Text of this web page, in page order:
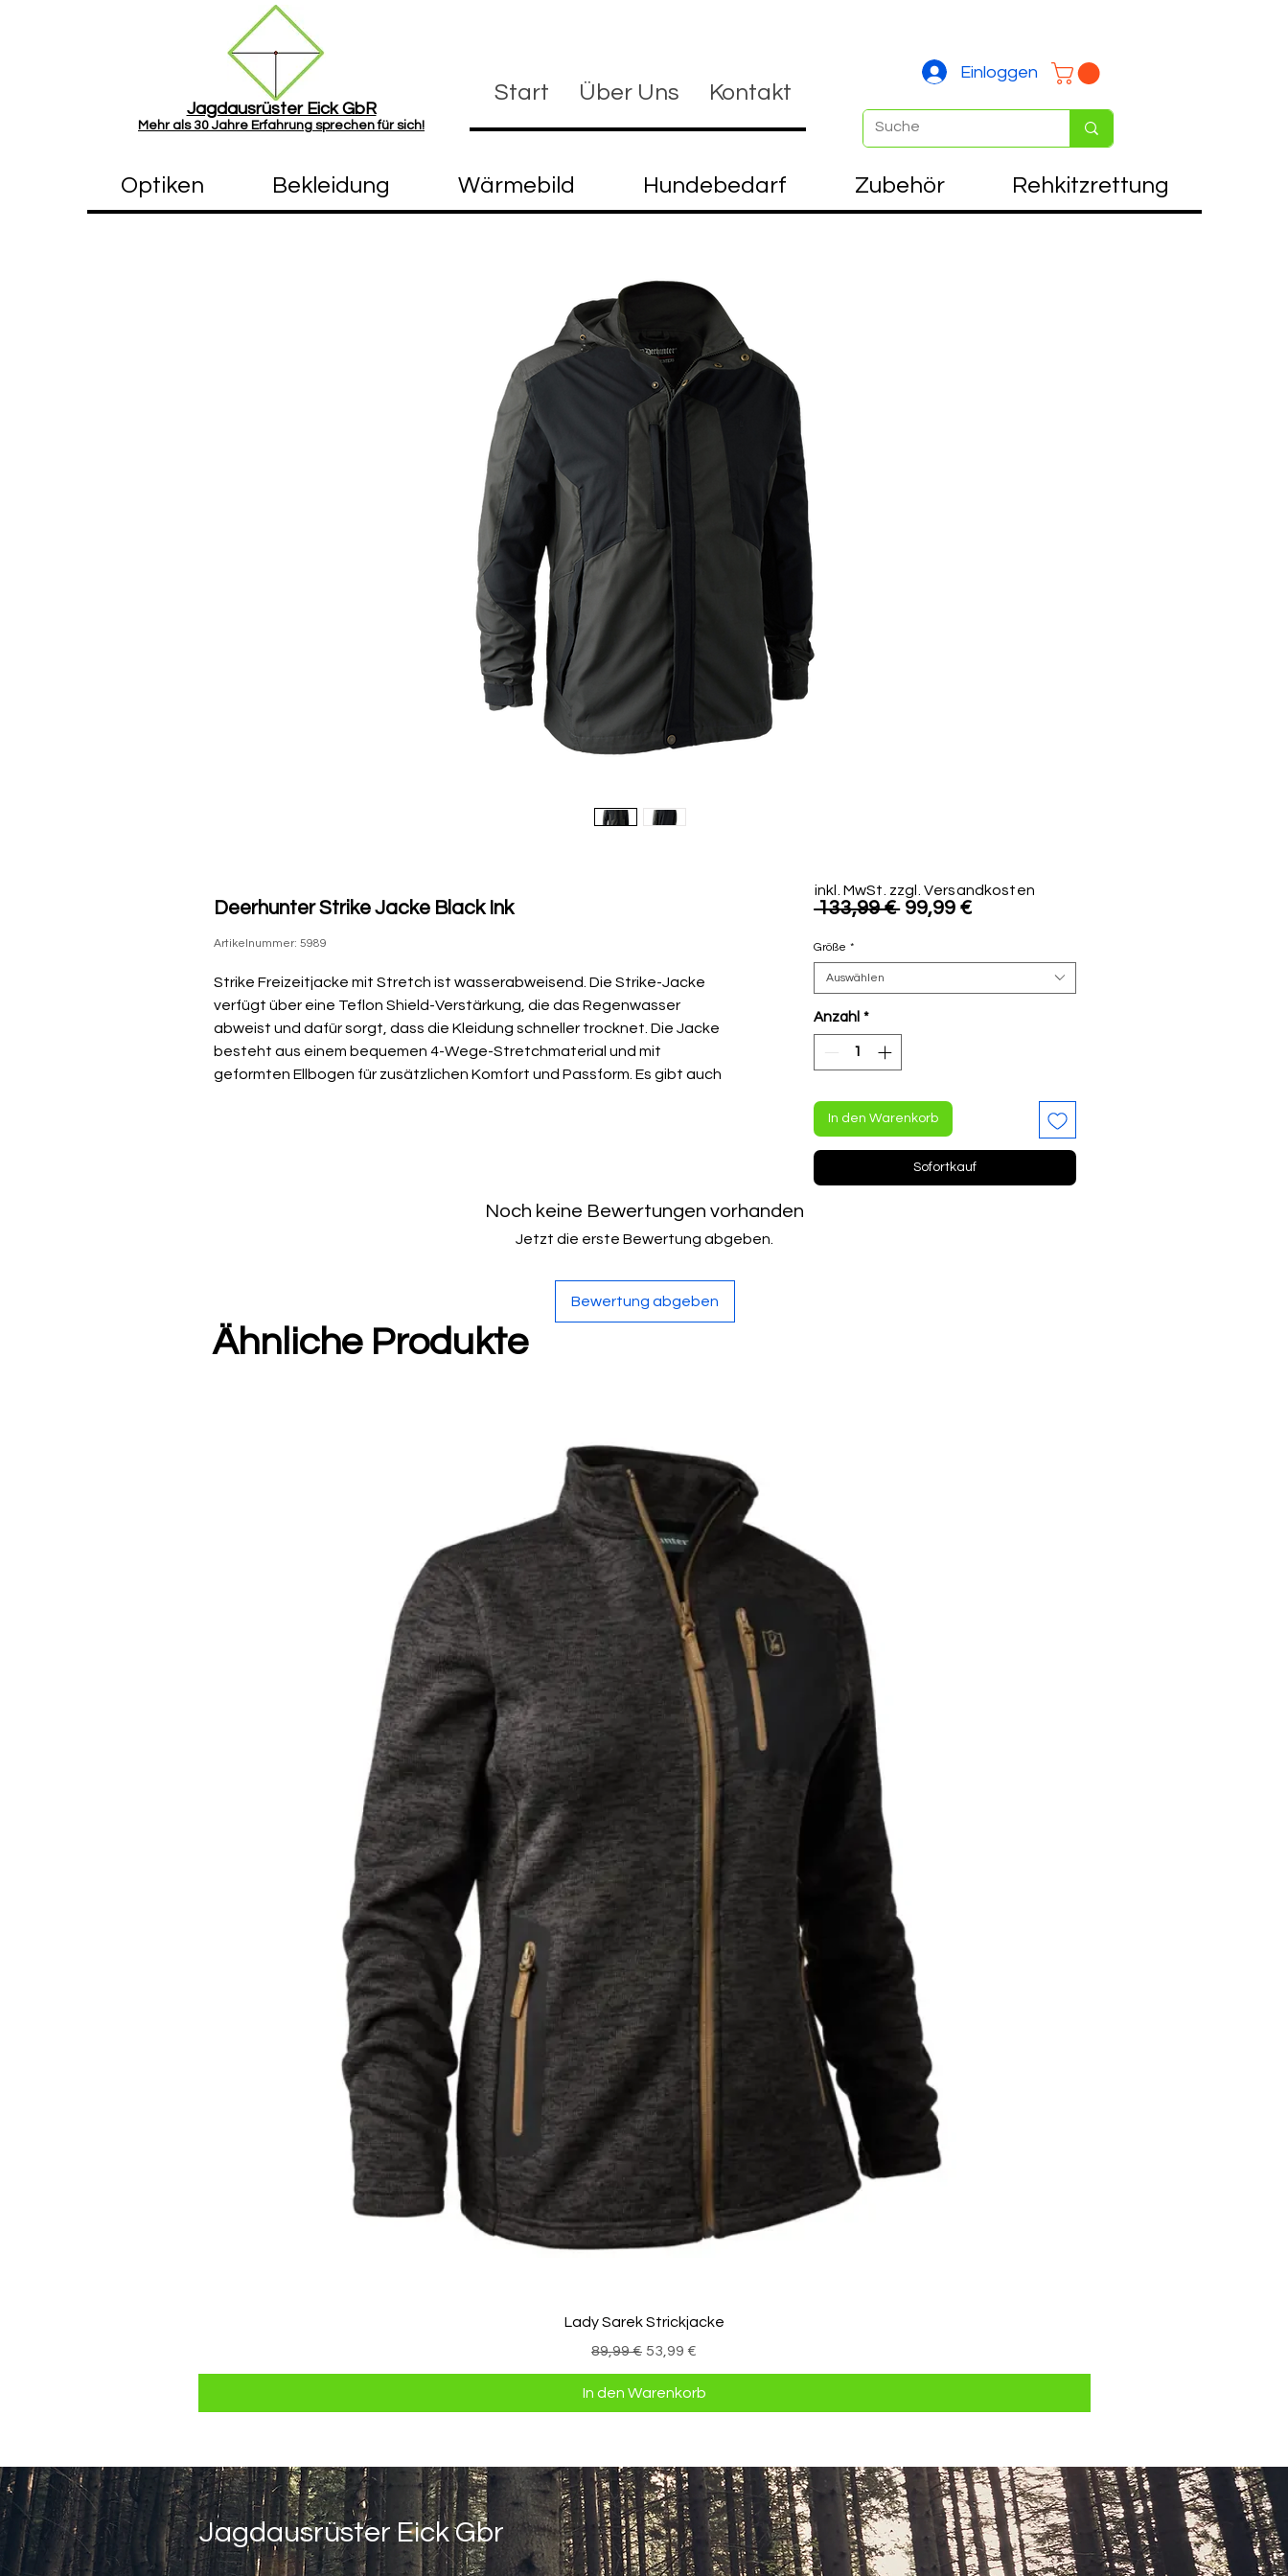
Jagdausrüster Eick GbR
Mehr als 30 Jahre Erfahrung sprechen für sich!
Start Über Uns Kontakt
Einloggen
Optiken Bekleidung Wärmebild Hundebedarf Zubehör Rehkitzrettung
Deerhunter Strike Jacke Black Ink
Artikelnummer: 5989
Strike Freizeitjacke mit Stretch ist wasserabweisend. Die Strike-Jacke
verfügt über eine Teflon Shield-Verstärkung, die das Regenwasser
abweist und dafür sorgt, dass die Kleidung schneller trocknet. Die Jacke
besteht aus einem bequemen 4-Wege-Stretchmaterial und mit
geformten Ellbogen für zusätzlichen Komfort und Passform. Es gibt auch
133,99 € Standardpreis
99,99 €Sale-
Größe *
Auswählen
Anzahl *
In den Warenkorb
Sofortkauf
Noch keine Bewertungen vorhanden
Jetzt die erste Bewertung abgeben.
Bewertung abgeben
inkl. MwSt. zzgl. Versandkosten
Ähnliche Produkte
Schnellansicht
Lady Sarek Strickjacke
Standardpreis
89,99 € Sale-Preis
53,99 €
In den Warenkorb
Jagdausrüster Eick Gbr